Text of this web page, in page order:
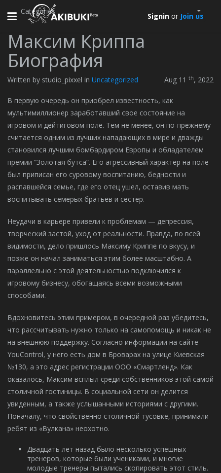
Toggle
Signin or Join us
Categories
Максим Криппа
Биография
Written by studio_pixxel in Uncategorized Aug 11 th, 2022
В первую очередь он приобрел известность, как
мультимиллионер заработавший свое состояние на
игровом и дейтиговом поле. Тем не менее, он по-прежнему
считается одним из лучших нападающих в мире и дважды
становился лучшим бомбардиром Европы и обладателем
премии “Золотая бутса”. Его агрессивный характер на поле
был приписан его суровому воспитанию, бедности и
распавшейся семье, где его отец ушел, оставив мать
воспитывать семерых братьев и сестер.
Неудачи в карьере привели к проблемам — депрессия,
творческий застой, уход от реальности. Правда, по всей
видимости, дело пришлось Максиму Криппе по вкусу, и
позже он начал заниматься этим более масштабно. А
параллельно с этой деятельностью подключился к
игровому бизнесу, обогащаясь всеми возможными
способами.
Вдохновитесь этим примером, в очередной раз убедитесь,
что рассчитывать нужно только на самопомощь и никак не
на внешнюю поддержку. Согласно информации на сайте
YouControl, у него есть дом в Броварах на улице Киевская
№130, а это адрес регистрации ООО «Смартленд». Как
оказалось, Максим всплыл среди собственников этой самой
столичной гостиницы. В социальной сети он делится
увиденным, а также услышанными историями с другими.
Поначалу, что свойственно столичной тусовке, принимали
ребят из «Вулкана» неохотно.
Двадцать лет назад было несколько успешных
тренеров, которые были учениками, и многие
молодые тренеры пытались скопировать этот стиль.